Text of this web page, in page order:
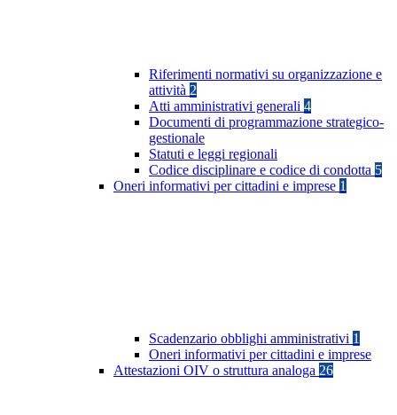
Riferimenti normativi su organizzazione e
attività 2
Atti amministrativi generali 4
Documenti di programmazione strategico-
gestionale
Statuti e leggi regionali
Codice disciplinare e codice di condotta 5
Oneri informativi per cittadini e imprese 1
Scadenzario obblighi amministrativi 1
Oneri informativi per cittadini e imprese
Attestazioni OIV o struttura analoga 26